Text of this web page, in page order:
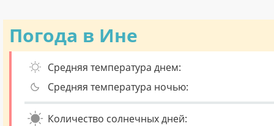
Погода в Ине
Средняя температура днем:
Средняя температура ночью:
Количество солнечных дней: